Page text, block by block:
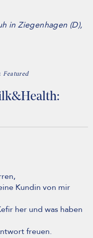
in Ziegenhagen (D),
Featured
Kundin von mir
her und was haben
freuen.